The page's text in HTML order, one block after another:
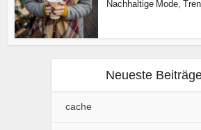
Nachhaltige Mode,
Neueste
cache